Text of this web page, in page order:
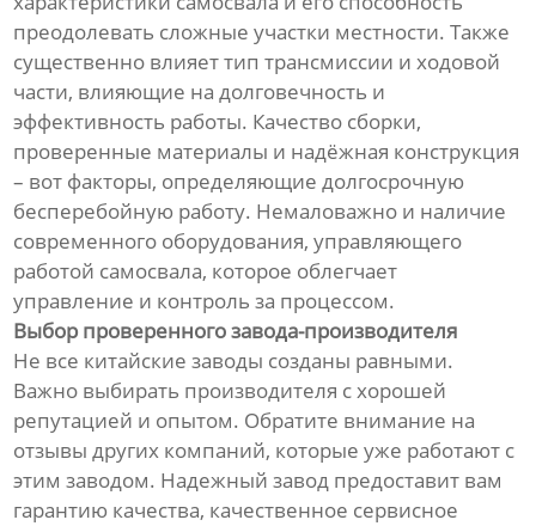
преодолевать сложные участки местности. Также
существенно влияет тип трансмиссии и ходовой
части, влияющие на долговечность и
эффективность работы. Качество сборки,
проверенные материалы и надёжная конструкция
– вот факторы, определяющие долгосрочную
бесперебойную работу. Немаловажно и наличие
современного оборудования, управляющего
работой самосвала, которое облегчает
управление и контроль за процессом.
Выбор проверенного завода-производителя
Не все китайские заводы созданы равными.
Важно выбирать производителя с хорошей
репутацией и опытом. Обратите внимание на
отзывы других компаний, которые уже работают с
этим заводом. Надежный завод предоставит вам
гарантию качества, качественное сервисное